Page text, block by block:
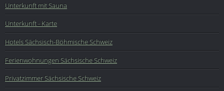
Unterkunft mit Sauna
Unterkunft - Karte
Hotels Sächsisch-Böhmische Schweiz
Ferienwohnungen Sächsische Schweiz
Privatzimmer Sächsische Schweiz